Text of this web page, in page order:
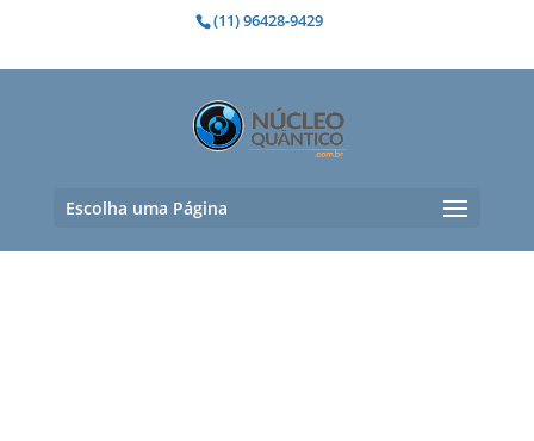
(11) 96428-9429
Escolha uma Página